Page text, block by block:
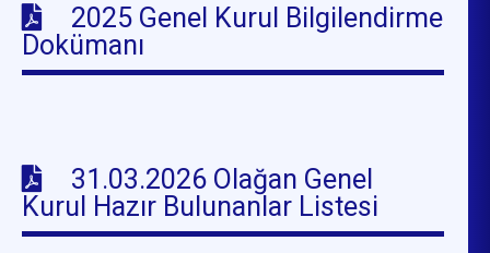
2025 Genel Kurul Bilgilendirme
Dokümanı
31.03.2026 Olağan Genel
Kurul Hazır Bulunanlar Listesi